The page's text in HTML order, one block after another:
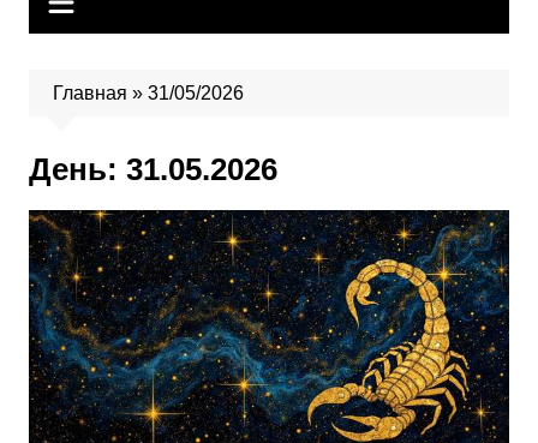
Главная » 31/05/2026
День: 31.05.2026